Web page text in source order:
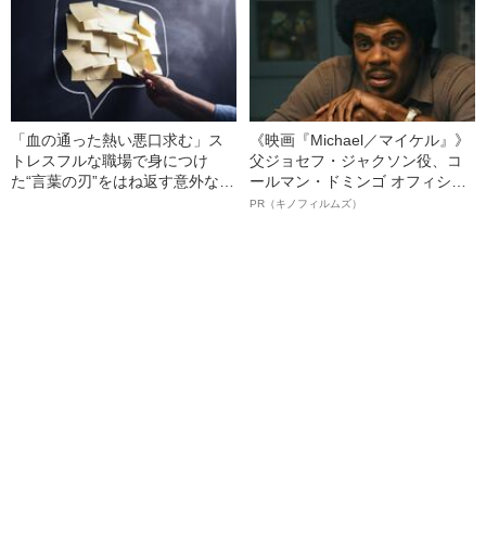
「血の通った熱い悪口求む」ス
トレスフルな職場で身につけ
た“言葉の刃”をはね返す意外な方
《映画『Michael／マイケル』》
父ジョセフ・ジャクソン役、コ
ールマン・ドミンゴ オフィシャ
ルインタビュー“観客を魅了した
PR（キノフィルムズ）